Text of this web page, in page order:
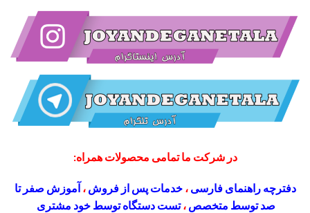
در شرکت ما تمامی محصولات همراه:
دفترچه راهنمای فارسی ،خدمات پس از فروش ،آموزش صفر تا
صد توسط متخصص ،تست دستگاه توسط خود مشتری